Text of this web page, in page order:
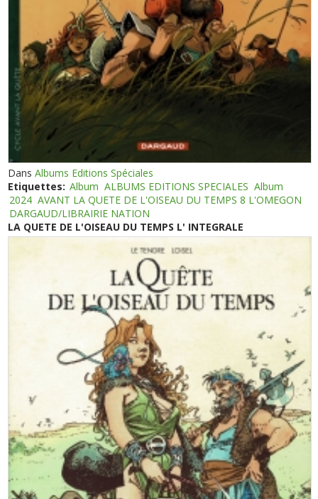
DansAlbums Editions Spéciales
Etiquettes: Album ALBUMS EDITIONS SPECIALES Album
2024 AVANT LA QUETE DE L'OISEAU DU TEMPS 8 L'OMEGON
DARGAUD/LIBRAIRIE NATION
LA QUETE DE L'OISEAU DU TEMPS L' INTEGRALE